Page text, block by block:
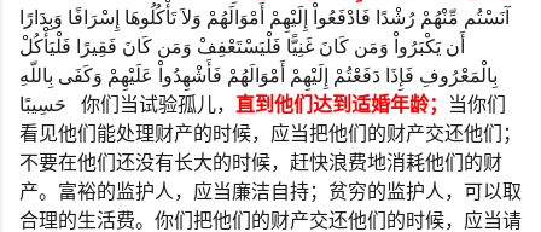
آنَسْتُم مِّنْهُمْ رُشْدًا فَادْفَعُواْ إِلَيْهِمْ أَمْوَالَهُمْ وَلاَ تَأْكُلُوهَا إِسْرَافًا وَبِدَارًا
أَن يَكْبَرُواْ وَمَن كَانَ غَنِيًّا فَلْيَسْتَعْفِفْ وَمَن كَانَ فَقِيرًا فَلْيَأْكُلْ
بِالْمَعْرُوفِ فَإِذَا دَفَعْتُمْ إِلَيْهِمْ أَمْوَالَهُمْ فَأَشْهِدُواْ عَلَيْهِمْ وَكَفَى بِاللّهِ
你们当试验孤儿， 直到他们达到适婚年龄；
当你们
看见他们能处理财产的时候，应当把他们的财产交还他们；
不要在他们还没有长大的时候，赶快浪费地消耗他们的财
产。富裕的监护人，应当廉洁自持；贫穷的监护人，可以取
合理的生活费。你们把他们的财产交还他们的时候，应当请